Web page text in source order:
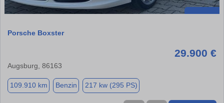
Porsche Boxster
29.900 €
Augsburg, 86163
109.910 km Benzin 217 kw (295 PS)